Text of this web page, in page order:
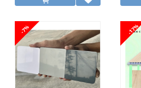
-7% -17%